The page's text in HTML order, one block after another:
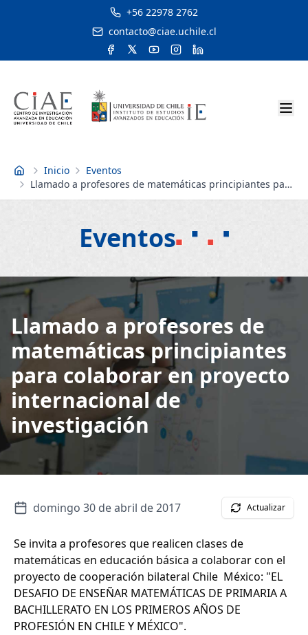
+56 22978 2762
contacto@ciae.uchile.cl
Inicio Inicio
Eventos
Llamado a profesores de matemáticas principiantes para
colaborar en proyecto internacional de investigación
Eventos
Llamado a profesores de
matemáticas principiantes
para colaborar en proyecto
internacional de
investigación
domingo 30 de abril de 2017 Actualizar
Se invita a profesores que realicen clases de
matemáticas en educación básica a colaborar con el
proyecto de cooperación bilateral Chile  México: "EL
DESAFIO DE ENSEÑAR MATEMÁTICAS DE PRIMARIA A
BACHILLERATO EN LOS PRIMEROS AÑOS DE
PROFESIÓN EN CHILE Y MÉXICO".